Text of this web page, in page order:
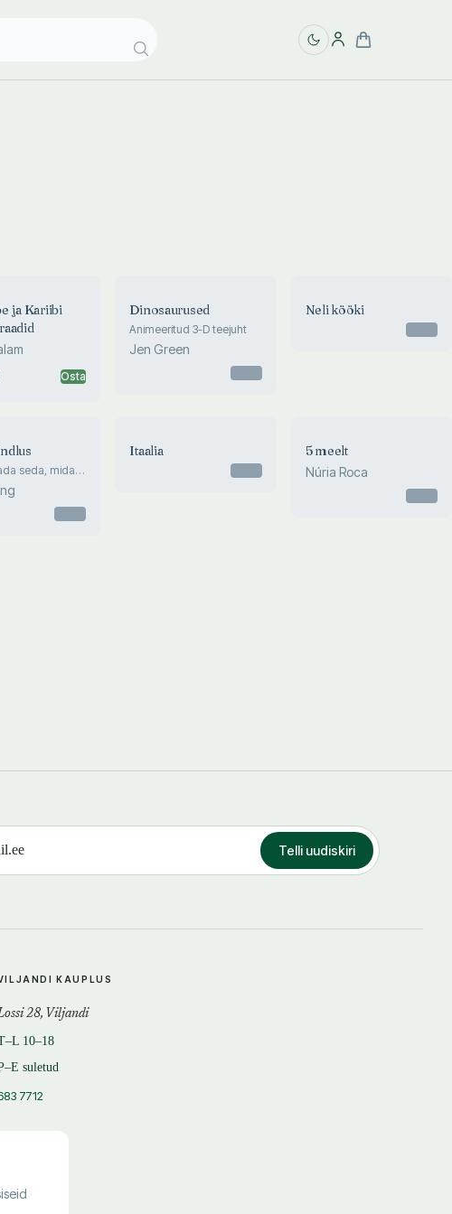
ja Kariibi
Osta
Dinosaurused
Animeeritud 3-D teejuht
Jen Green
Neli kööki
seda, mida
Itaalia 5 meelt
Núria Roca
Telli uudiskiri
KAUPLUS
28, Viljandi
10–18
suletud
7712